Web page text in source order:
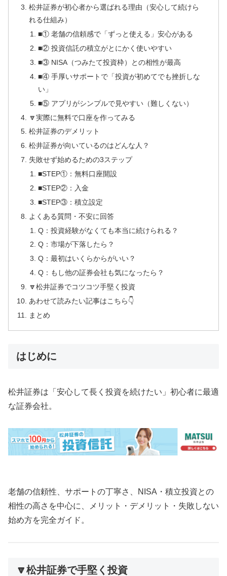
松井証券が初心者から選ばれる理由（安心して続けら
れる仕組み）
■① 老舗の信頼感で「ずっと使える」安心がある
■② 投資信託の積立がとにかく使いやすい
■③ NISA（つみたて投資枠）との相性が最高
■④ 手厚いサポートで「投資が初めてでも挫折しな
い」
■⑤ アプリがシンプルで見やすい（難しくない）
🔽実際に無料で口座を作ってみる
松井証券のデメリット
松井証券が向いているのはどんな人？
失敗せず始めるための3ステップ
■STEP①：無料口座開設
■STEP②：入金
■STEP③：積立設定
よくある質問・不安に回答
Q：投資経験がなくても本当に続けられる？
Q：市場が下落したら？
Q：最初はいくらからがいい？
Q：もし他の証券会社も気になったら？
🔽松井証券でコツコツ手堅く投資
あわせて読みたい記事はこちら👇
まとめ
はじめに
松井証券は「安心して長く投資を続けたい」初心者に最適
な証券会社。
老舗の信頼性、サポートの丁寧さ、NISA・積立投資との
相性の高さを中心に、メリット・デメリット・失敗しない
始め方を完全ガイド。
🔽松井証券で手堅く投資